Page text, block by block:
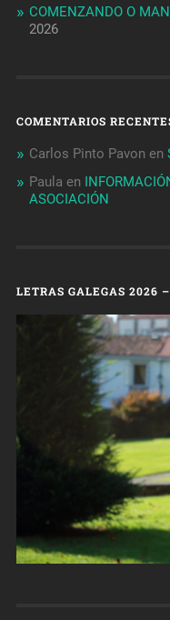
COMENZANDO O
2026
COMENTARIOS
Carlos Pinto Pavon en
Paula en
ASOCIACIÓN
LETRAS GALEGAS 2026